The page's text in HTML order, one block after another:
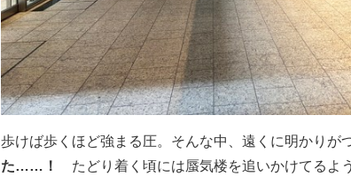
歩けば歩くほど強まる圧。そんな中、遠くに明かりが
た……！
たどり着く頃には蜃気楼を追いかけてる